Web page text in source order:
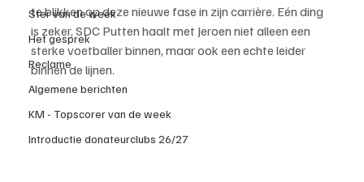
Ster van de week
Het gesprek
Reclame
Algemene berichten
KM - Topscorer van de week
Introductie donateurclubs 26/27
te blikken op deze nieuwe fase in zijn carrière. Eén ding
is zeker, SDC Putten haalt met Jeroen niet alleen een
sterke voetballer binnen, maar ook een echte leider
binnen de lijnen.